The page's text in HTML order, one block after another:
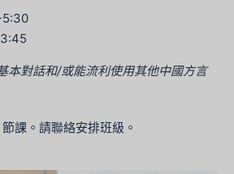
5:30
本對話和/或能流利使用其他中國方言
課。請聯絡安排班級。